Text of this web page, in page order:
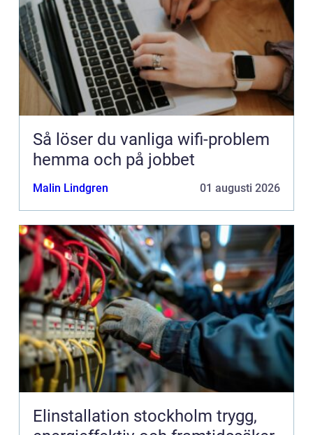
Så löser du vanliga wifi-problem
hemma och på jobbet
Malin Lindgren 01 augusti 2026
Elinstallation stockholm trygg,